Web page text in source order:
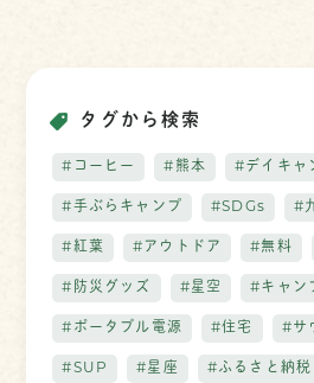
タグから検索
#コーヒー #熊本 #デイキャ
#手ぶらキャンプ #SDGs #
#紅葉 #アウトドア #無料
#防災グッズ #星空 #キャン
#ポータブル電源 #住宅 #サ
#SUP #星座 #ふるさと納税